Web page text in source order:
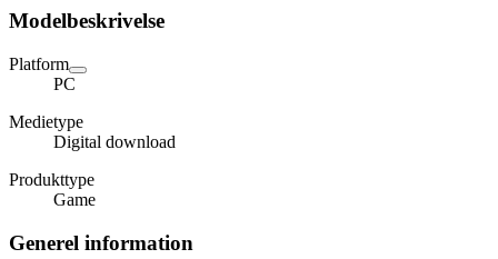
Modelbeskrivelse
Platform
PC
Medietype
Digital download
Produkttype
Game
Generel information